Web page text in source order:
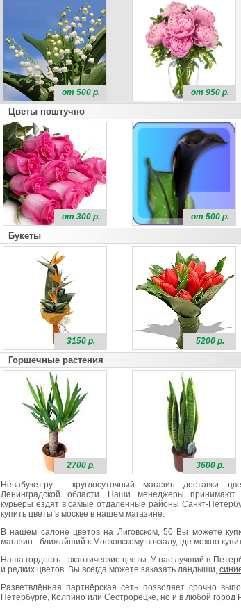
от 500 р. от 950 р.
Цветы поштучно
от 300 р. от 500 р.
Букеты
3150 р. 5200 р.
Горшечные растения
2700 р. 3600 р.
Невабукет.ру - круглосуточный магазин доставки
Ленинградской области. Наши менеджеры принимают
курьеры ездят в самые отдалённые районы Санкт-
купить цветы в москве в нашем магазине.
В нашем салоне цветов на Лиговском, 50 Вы можете
магазин - ближайший к Московскому вокзалу, где можно
Наша гордость - экзотические цветы. У нас лучший в
и редких цветов. Вы всегда можете заказать ландыши,
Разветвлённая партнёрская сеть позволяет срочно
Петербурге, Колпино или Сестрорецке, но и в любой